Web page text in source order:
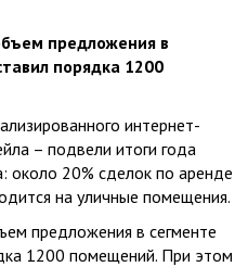
предложения в
порядка 1200
интернет-
– подвели итоги года
около 20% сделок по аренде
на уличные помещения.
предложения в сегменте
1200 помещений. При этом